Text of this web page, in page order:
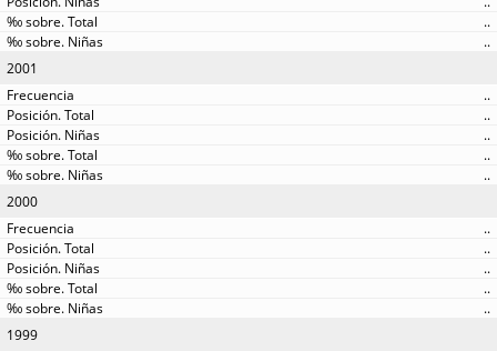
..
..
2001
..
..
..
..
..
2000
..
..
..
..
..
1999